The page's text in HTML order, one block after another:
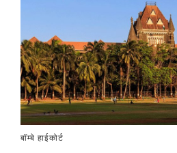
बॉम्बे हाईकोर्ट